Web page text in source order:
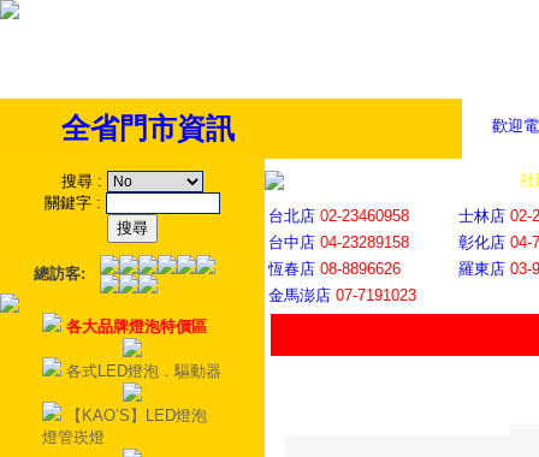
歡迎
全省門市資訊
搜尋 :
關鍵字 :
總訪客:
各大品牌燈泡特價區
各式LED燈泡．驅動器
【KAO’S】LED燈泡
燈管崁燈
社
台北店 02-23460958 士林店 02-
台中店 04-23289158 彰化店 04-
恆春店 08-8896626 羅東店 03-
金馬澎店 07-7191023